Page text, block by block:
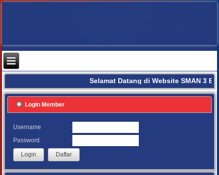
Selamat Datang di Website SMAN 3
Login Member
Username
:
Password
: